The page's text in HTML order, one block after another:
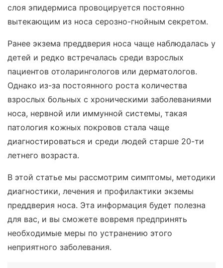
слоя эпидермиса провоцируется постоянно
вытекающим из носа серозно-гнойным секретом.
Ранее экзема преддверия носа чаще наблюдалась у
детей и редко встречалась среди взрослых
пациентов отоларингологов или дерматологов.
Однако из-за постоянного роста количества
взрослых больных с хроническими заболеваниями
носа, нервной или иммунной системы, такая
патология кожных покровов стала чаще
диагностироваться и среди людей старше 20-ти
летнего возраста.
В этой статье мы рассмотрим симптомы, методики
диагностики, лечения и профилактики экземы
преддверия носа. Эта информация будет полезна
для вас, и вы сможете вовремя предпринять
необходимые меры по устранению этого
неприятного заболевания.